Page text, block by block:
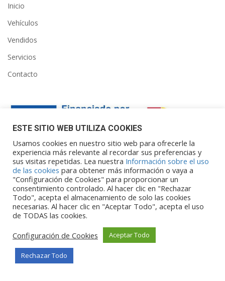
Inicio
Vehículos
Vendidos
Servicios
Contacto
Financiado por la Unión Europea – NextGenerationEU. Sin
embargo, los puntos de vista y las
opiniones expresadas son únicamente los del autor o autores y
no reflejan necesariamente los de
la Unión Europea o la Comisión Europea. Ni la Unión Europea ni
la Comisión Europea pueden ser
consideradas responsables de las mismas.
ESTE SITIO WEB UTILIZA COOKIES
Usamos cookies en nuestro sitio web para ofrecerle la
experiencia más relevante al recordar sus preferencias y
sus visitas repetidas. Lea nuestra Información sobre el uso
de las cookies para obtener más información o vaya a
"Configuración de Cookies" para proporcionar un
consentimiento controlado. Al hacer clic en "Rechazar
Todo", acepta el almacenamiento de solo las cookies
necesarias. Al hacer clic en "Aceptar Todo", acepta el uso
de TODAS las cookies.
Configuración de Cookies
Aceptar Todo
Rechazar Todo